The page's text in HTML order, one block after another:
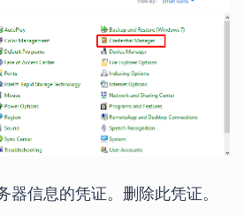
器信息的凭证。删除此凭证。